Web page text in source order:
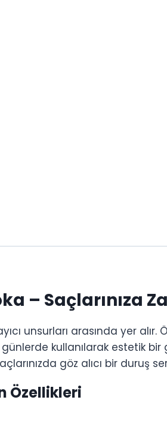
– Saçlarınıza
unsurları arasında yer
kullanılarak estetik
göz alıcı bir duruş
Özellikleri